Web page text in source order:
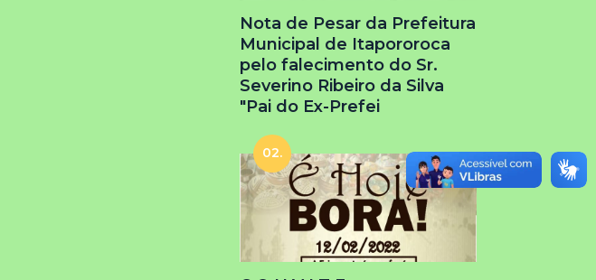
Nota de Pesar da Prefeitura
Municipal de Itapororoca
pelo falecimento do Sr.
Severino Ribeiro da Silva
"Pai do Ex-Prefei
02.